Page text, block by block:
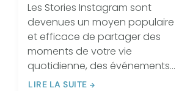
Les Stories Instagram sont
devenues un moyen populaire
et efficace de partager des
moments de votre vie
quotidienne, des événements...
LIRE LA SUITE